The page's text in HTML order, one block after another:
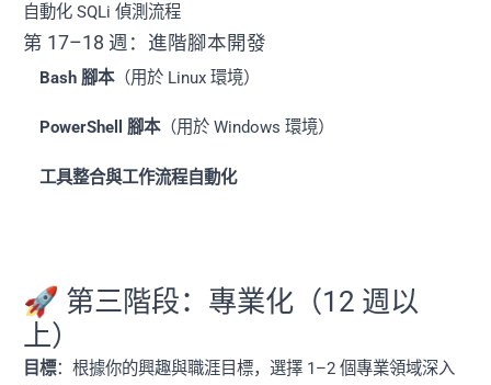
自動化 SQLi 偵測流程
第 17–18 週：進階腳本開發
Bash 腳本（用於 Linux 環境）
PowerShell 腳本（用於 Windows 環境）
工具整合與工作流程自動化
🚀 第三階段：專業化（12 週以
上）
目標：根據你的興趣與職涯目標，選擇 1–2 個專業領域深入